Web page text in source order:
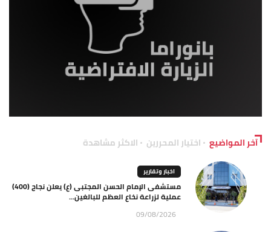
آخر المواضيع اختيار المحررين الاكثر مشاهدة
اخبار وتقارير
مستشفى الإمام الحسن المجتبى (ع) يعلن نجاح (400)
عملية لزراعة نخاع العظم للبالغين...
09/08/2026